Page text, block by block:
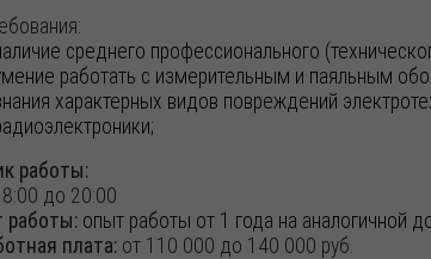
среднего профессионального
работать с измерительным и паяльным
характерных видов повреждений
работы:
до 20:00
работы: опыт работы от 1 года на аналогичной
плата: от 110 000 до 140 000 руб.